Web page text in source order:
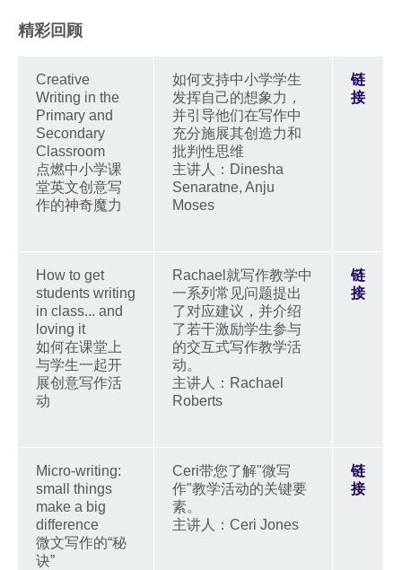
精彩回顾
Creative
Writing in the
Primary and
Secondary
Classroom
点燃中小学课
堂英文创意写
作的神奇魔力
如何支持中小学学生
发挥自己的想象力，
并引导他们在写作中
充分施展其创造力和
批判性思维
主讲人：Dinesha
Senaratne, Anju
Moses
链
接
How to get
students writing
in class... and
loving it
如何在课堂上
与学生一起开
展创意写作活
动
Rachael就写作教学中
一系列常见问题提出
了对应建议，并介绍
了若干激励学生参与
的交互式写作教学活
动。
主讲人：Rachael
Roberts
链
接
Micro-writing:
small things
make a big
difference
微文写作的“秘
诀”
Ceri带您了解"微写
作"教学活动的关键要
素。
主讲人：Ceri Jones
链
接